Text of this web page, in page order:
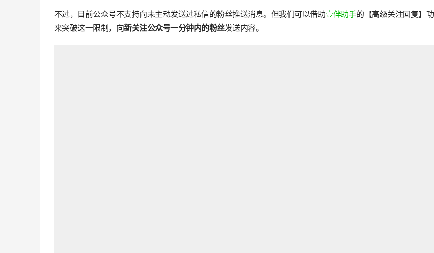
不过，目前公众号不支持向未主动发送过私信的粉丝推送消息。但我们可以借助壹伴助手的【高级关注回复】
来突破这一限制，向新关注公众号一分钟内的粉丝发送内容。